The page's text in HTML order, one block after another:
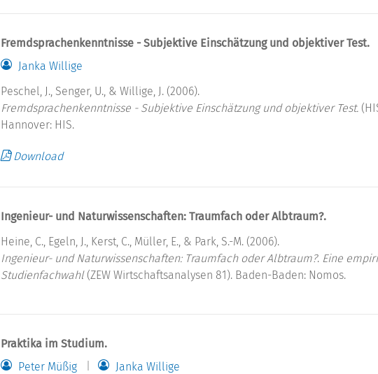
Fremdsprachenkenntnisse - Subjektive Einschätzung und objektiver Test.
Janka Willige
Peschel, J., Senger, U., & Willige, J. (2006).
Fremdsprachenkenntnisse - Subjektive Einschätzung und objektiver Test.
Hannover: HIS.
Download
Ingenieur- und Naturwissenschaften: Traumfach oder Albtraum?.
Heine, C., Egeln, J., Kerst, C., Müller, E., & Park, S.-M. (2006).
Ingenieur- und Naturwissenschaften: Traumfach oder Albtraum?. Eine
Studienfachwahl(ZEW Wirtschaftsanalysen 81). Baden-Baden: Nomos.
Praktika im Studium.
Peter Müßig
Janka Willige